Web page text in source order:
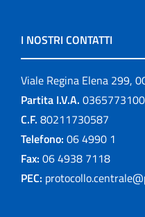
I NOSTRI CONTATTI
Viale Regina Elena 299,
Partita I.V.A.
C.F. 80211730587
Telefono: 06 4990 1
Fax: 06 4938 7118
PEC: